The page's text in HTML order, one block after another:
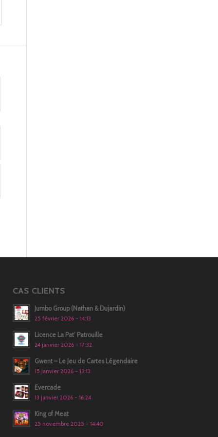
CAS CLIENTS
Jumbo Group (Nathan & Dujardin)
25 février 2026 - 14:13
Licence La Pat’ Patrouille
24 janvier 2026 - 17:32
Gwent – Le Jeu de Cartes Légendaire
15 janvier 2026 - 13:13
Evercade
13 janvier 2026 - 16:24
King of Meat
25 novembre 2025 - 14:40